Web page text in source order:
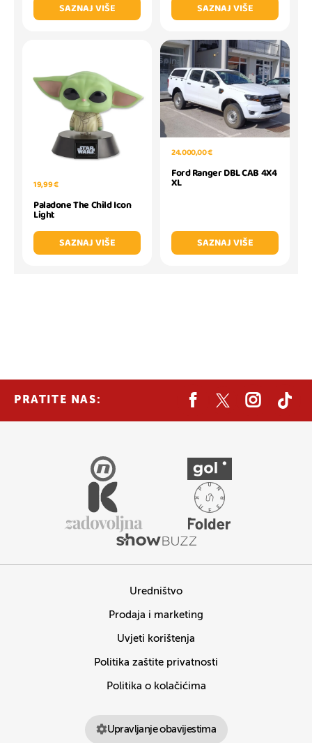
SAZNAJ VIŠE
SAZNAJ VIŠE
19,99 €
Paladone The Child Icon
Light
SAZNAJ VIŠE
24.000,00 €
Ford Ranger DBL CAB 4X4
XL
SAZNAJ VIŠE
PRATITE NAS:
Uredništvo
Prodaja i marketing
Uvjeti korištenja
Politika zaštite privatnosti
Politika o kolačićima
Upravljanje obavijestima